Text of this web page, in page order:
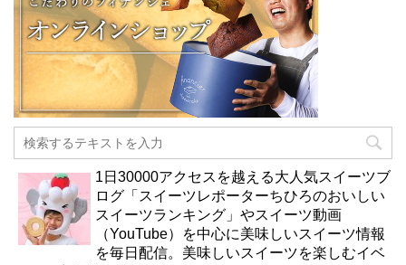
1日30000アクセスを越える大人気スイーツブ
ログ「スイーツレポーターちひろのおいしい
スイーツランキング」やスイーツ動画
（YouTube）を中心に美味しいスイーツ情報
を毎日配信。美味しいスイーツを楽しむイベ